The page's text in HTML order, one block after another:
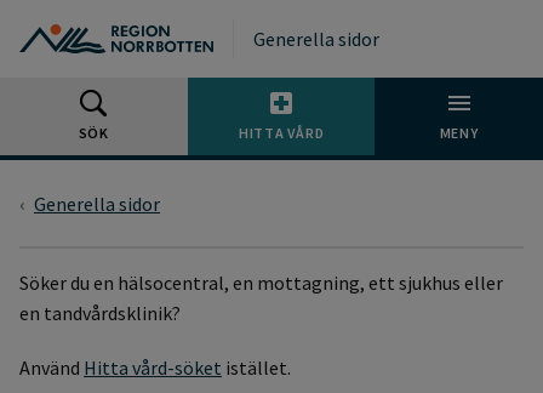
Generella sidor
SÖK HITTA VÅRD MENY
Generella sidor
SÖKSIDA
Söker du en hälsocentral, en mottagning, ett sjukhus eller
en tandvårdsklinik?
Använd Hitta vård-söket istället.